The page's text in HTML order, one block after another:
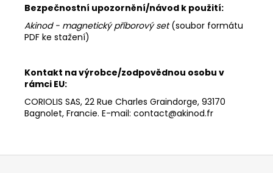
Bezpečnostní upozornění/návod k použití:
Akinod - magnetický příborový set (soubor formátu
PDF ke stažení)
Kontakt na výrobce/zodpovědnou osobu v
rámci EU:
CORIOLIS SAS, 22 Rue Charles Graindorge, 93170
Bagnolet, Francie. E-mail: contact@akinod.fr
Z